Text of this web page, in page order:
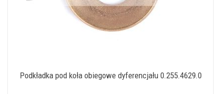
Podkładka pod koła obiegowe dyferencjału 0.255.4629.0